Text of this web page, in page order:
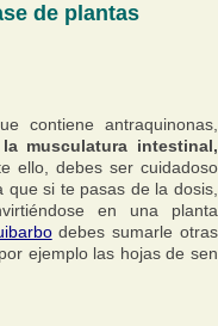
de plantas
contiene antraquinonas,
musculatura intestinal,
ello, debes ser cuidadoso
que si te pasas de la dosis,
en una planta
debes sumarle otras
ejemplo las hojas de sen